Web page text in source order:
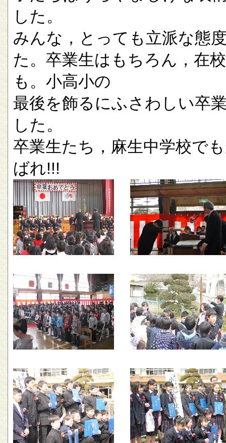
した。
みんな，とっても立派な態
た。卒業生はもちろん，在
も。小高小の
最後を飾るにふさわしい卒
した。
卒業生たち，麻生中学校で
ばれ!!!